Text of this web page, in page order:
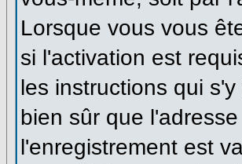
Lorsque vous vous
si l'activation est
les instructions qui
bien sûr que
l'enregistrement est